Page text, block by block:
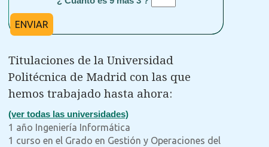
ENVIAR
Titulaciones de la Universidad
Politécnica de Madrid con las que
hemos trabajado hasta ahora:
(ver todas las universidades)
1 año Ingeniería Informática
1 curso en el Grado en Gestión y Operaciones del